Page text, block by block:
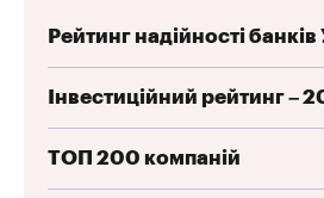
Рейтинг надійності
Інвестиційний рейтинг –
ТОП 200 компаній